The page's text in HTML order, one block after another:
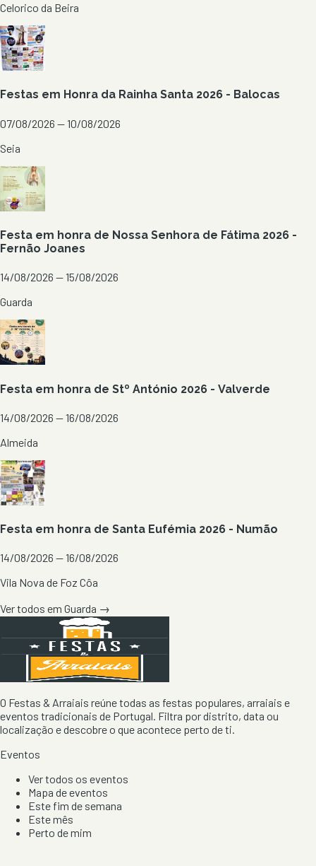
Celorico da Beira
Festas em Honra da Rainha Santa 2026 - Balocas
07/08/2026 — 10/08/2026
Seia
Festa em honra de Nossa Senhora de Fátima 2026 -
Fernão Joanes
14/08/2026 — 15/08/2026
Guarda
Festa em honra de Stº António 2026 - Valverde
14/08/2026 — 16/08/2026
Almeida
Festa em honra de Santa Eufémia 2026 - Numão
14/08/2026 — 16/08/2026
Vila Nova de Foz Côa
Ver todos em Guarda →
O Festas & Arraiais reúne todas as festas populares, arraiais e
eventos tradicionais de Portugal. Filtra por distrito, data ou
localização e descobre o que acontece perto de ti.
Eventos
Ver todos os eventos
Mapa de eventos
Este fim de semana
Este mês
Perto de mim